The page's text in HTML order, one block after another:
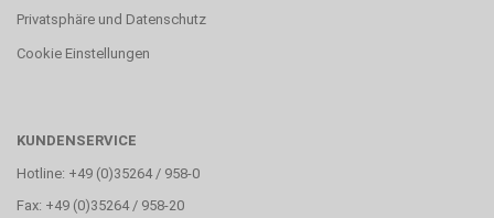
Privatsphäre und Datenschutz
Cookie Einstellungen
KUNDENSERVICE
Hotline: +49 (0)35264 / 958-0
Fax: +49 (0)35264 / 958-20